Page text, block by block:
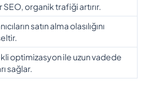
SEO, organik trafiği artırır.
satın alma olasılığını
optimizasyon ile uzun vadede
sağlar.